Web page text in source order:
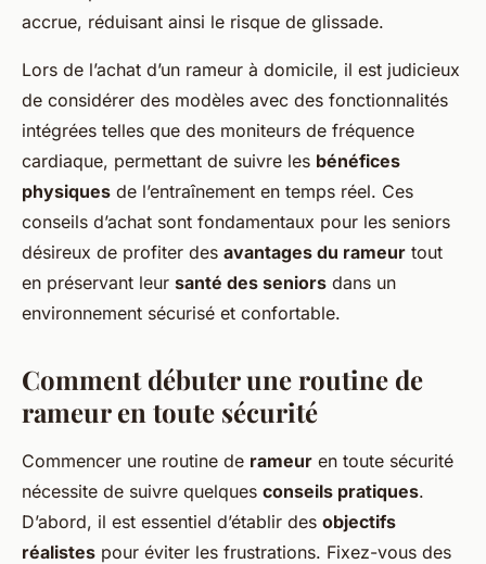
accrue, réduisant ainsi le risque de glissade.
Lors de l’achat d’un rameur à domicile, il est judicieux
de considérer des modèles avec des fonctionnalités
intégrées telles que des moniteurs de fréquence
cardiaque, permettant de suivre les bénéfices
physiques de l’entraînement en temps réel. Ces
conseils d’achat sont fondamentaux pour les seniors
désireux de profiter des avantages du rameur tout
en préservant leur santé des seniors dans un
environnement sécurisé et confortable.
Comment débuter une routine de
rameur en toute sécurité
Commencer une routine de rameur en toute sécurité
nécessite de suivre quelques conseils pratiques.
D’abord, il est essentiel d’établir des objectifs
réalistes pour éviter les frustrations. Fixez-vous des